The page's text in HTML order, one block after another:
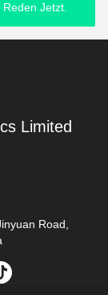
Reden Jetzt.
Limited
Road,